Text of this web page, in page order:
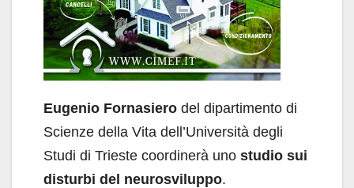
Eugenio Fornasiero del dipartimento di
Scienze della Vita dell’Università degli
Studi di Trieste coordinerà uno studio sui
disturbi del neurosviluppo.